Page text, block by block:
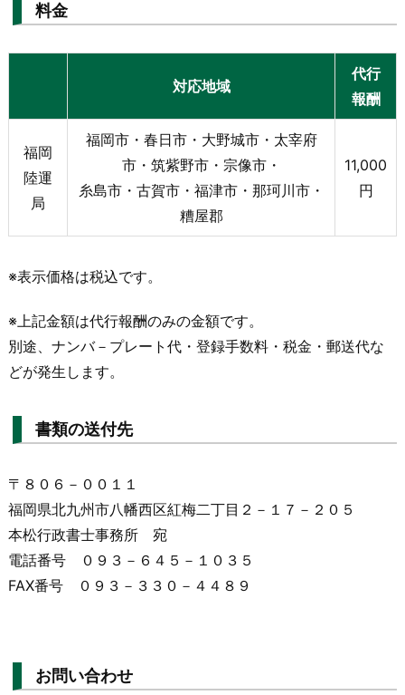
料金
対応地域
代行
報酬
福岡
陸運
局
福岡市・春日市・大野城市・太宰府
市・筑紫野市・宗像市・
糸島市・古賀市・福津市・那珂川市・
糟屋郡
11,000
円
※表示価格は税込です。
※上記金額は代行報酬のみの金額です。
別途、ナンバ－プレート代・登録手数料・税金・郵送代な
どが発生します。
書類の送付先
〒８０６－００１１
福岡県北九州市八幡西区紅梅二丁目２－１７－２０５
本松行政書士事務所 宛
電話番号 ０９３－６４５－１０３５
FAX番号 ０９３－３３０－４４８９
お問い合わせ